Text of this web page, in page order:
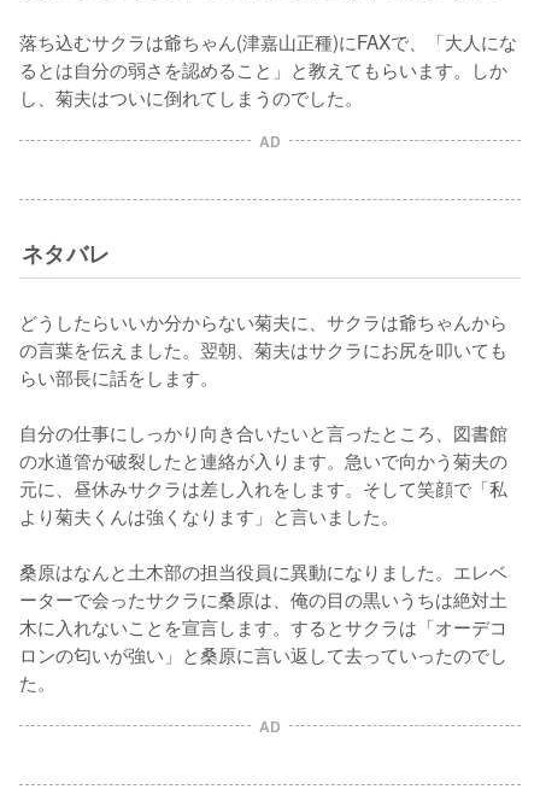
落ち込むサクラは爺ちゃん(津嘉山正種)にFAXで、「大人にな
るとは自分の弱さを認めること」と教えてもらいます。しか
し、菊夫はついに倒れてしまうのでした。
AD
ネタバレ
どうしたらいいか分からない菊夫に、サクラは爺ちゃんから
の言葉を伝えました。翌朝、菊夫はサクラにお尻を叩いても
らい部長に話をします。
自分の仕事にしっかり向き合いたいと言ったところ、図書館
の水道管が破裂したと連絡が入ります。急いで向かう菊夫の
元に、昼休みサクラは差し入れをします。そして笑顔で「私
より菊夫くんは強くなります」と言いました。
桑原はなんと土木部の担当役員に異動になりました。エレベ
ーターで会ったサクラに桑原は、俺の目の黒いうちは絶対土
木に入れないことを宣言します。するとサクラは「オーデコ
ロンの匂いが強い」と桑原に言い返して去っていったのでし
た。
AD